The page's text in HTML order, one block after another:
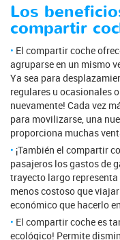
Los
compartir
El compartir coche
agruparse en un mismo
Ya sea para
regulares u ocasionales
nuevamente! Cada vez
para movilizarse, una
proporciona muchas
¡También el compartir
pasajeros los gastos de
trayecto largo
menos costoso que
económico que hacerlo
El compartir coche es
ecológico! Permite